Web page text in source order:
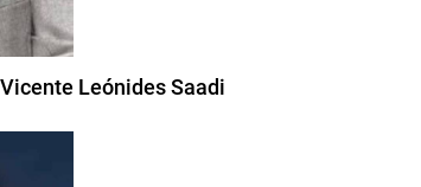
Leónides Saadi